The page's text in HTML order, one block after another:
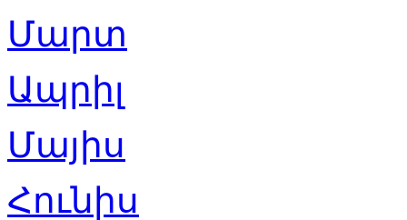
Մարտ
Ապրիլ
Մայիս
Հունիս